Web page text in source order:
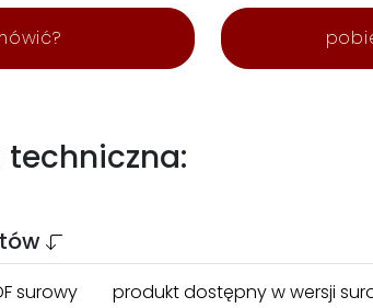
surowy produkt dostępny w wersji